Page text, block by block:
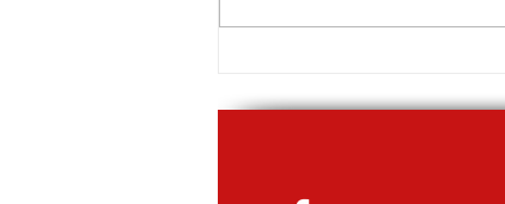
com Projeto ABC+Cultura no palco